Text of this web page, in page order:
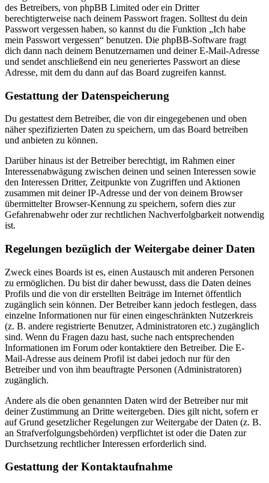
des Betreibers, von phpBB Limited oder ein Dritter
berechtigterweise nach deinem Passwort fragen. Solltest du dein
Passwort vergessen haben, so kannst du die Funktion „Ich habe
mein Passwort vergessen“ benutzen. Die phpBB-Software fragt
dich dann nach deinem Benutzernamen und deiner E-Mail-Adresse
und sendet anschließend ein neu generiertes Passwort an diese
Adresse, mit dem du dann auf das Board zugreifen kannst.
Gestattung der Datenspeicherung
Du gestattest dem Betreiber, die von dir eingegebenen und oben
näher spezifizierten Daten zu speichern, um das Board betreiben
und anbieten zu können.
Darüber hinaus ist der Betreiber berechtigt, im Rahmen einer
Interessenabwägung zwischen deinen und seinen Interessen sowie
den Interessen Dritter, Zeitpunkte von Zugriffen und Aktionen
zusammen mit deiner IP-Adresse und der von deinem Browser
übermittelter Browser-Kennung zu speichern, sofern dies zur
Gefahrenabwehr oder zur rechtlichen Nachverfolgbarkeit notwendig
ist.
Regelungen bezüglich der Weitergabe deiner Daten
Zweck eines Boards ist es, einen Austausch mit anderen Personen
zu ermöglichen. Du bist dir daher bewusst, dass die Daten deines
Profils und die von dir erstellten Beiträge im Internet öffentlich
zugänglich sein können. Der Betreiber kann jedoch festlegen, dass
einzelne Informationen nur für einen eingeschränkten Nutzerkreis
(z. B. andere registrierte Benutzer, Administratoren etc.) zugänglich
sind. Wenn du Fragen dazu hast, suche nach entsprechenden
Informationen im Forum oder kontaktiere den Betreiber. Die E-
Mail-Adresse aus deinem Profil ist dabei jedoch nur für den
Betreiber und von ihm beauftragte Personen (Administratoren)
zugänglich.
Andere als die oben genannten Daten wird der Betreiber nur mit
deiner Zustimmung an Dritte weitergeben. Dies gilt nicht, sofern er
auf Grund gesetzlicher Regelungen zur Weitergabe der Daten (z. B.
an Strafverfolgungsbehörden) verpflichtet ist oder die Daten zur
Durchsetzung rechtlicher Interessen erforderlich sind.
Gestattung der Kontaktaufnahme